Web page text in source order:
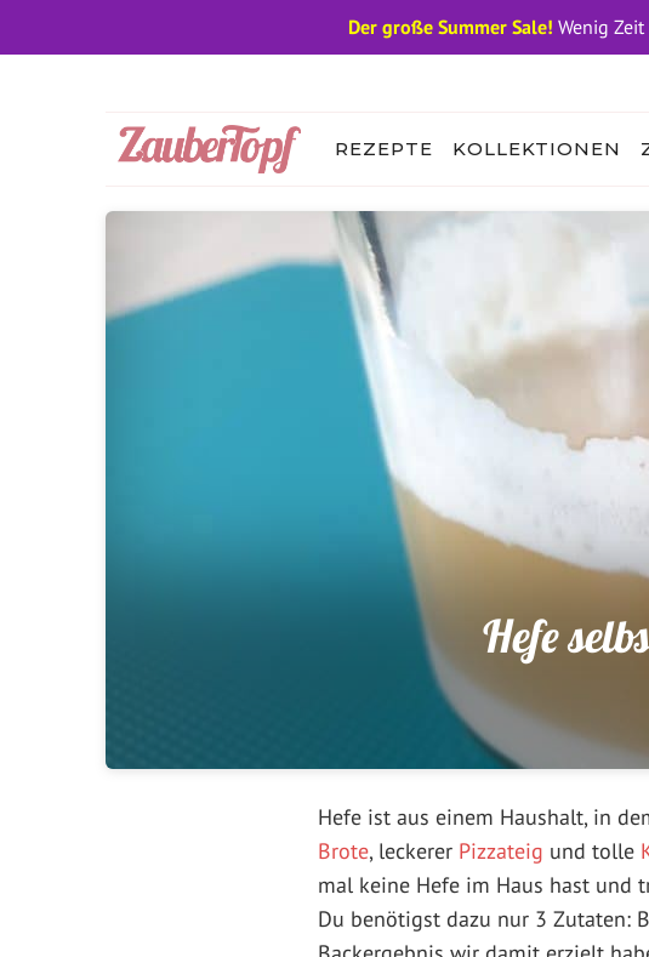
REZEPTE KOLLEKTIONEN
Hefe
Hefe ist aus einem Haushalt, in
Brote, leckerer Pizzateig und tolle
mal keine Hefe im Haus hast und
Du benötigst dazu nur 3 Zutaten:
Der große Summer Sale! Wenig